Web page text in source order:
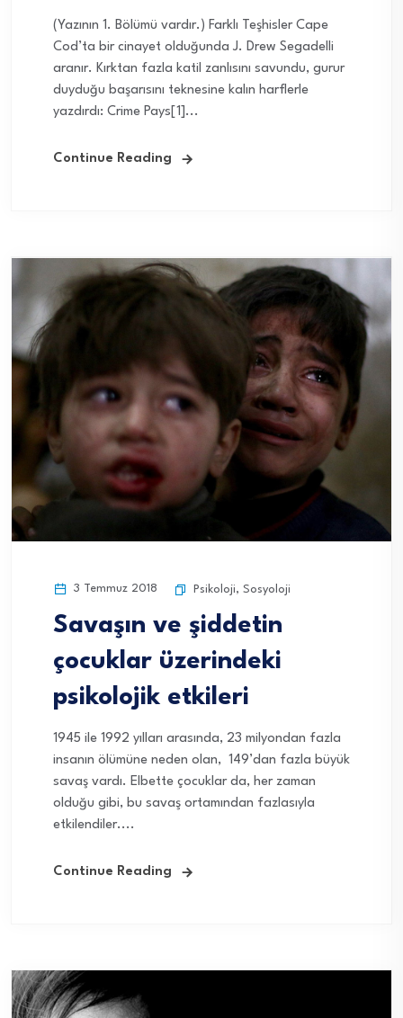
(Yazının 1. Bölümü vardır.) Farklı Teşhisler Cape
Cod’ta bir cinayet olduğunda J. Drew Segadelli
aranır. Kırktan fazla katil zanlısını savundu, gurur
duyduğu başarısını teknesine kalın harflerle
yazdırdı: Crime Pays[1]...
Continue Reading
3 Temmuz 2018 Psikoloji, Sosyoloji
Savaşın ve şiddetin
çocuklar üzerindeki
psikolojik etkileri
1945 ile 1992 yılları arasında, 23 milyondan fazla
insanın ölümüne neden olan, 149’dan fazla büyük
savaş vardı. Elbette çocuklar da, her zaman
olduğu gibi, bu savaş ortamından fazlasıyla
etkilendiler....
Continue Reading